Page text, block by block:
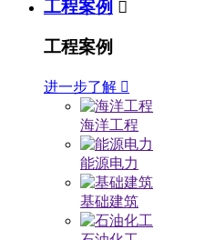
工程案例 
工程案例
进一步了解 
海洋工程
能源电力
基础建筑